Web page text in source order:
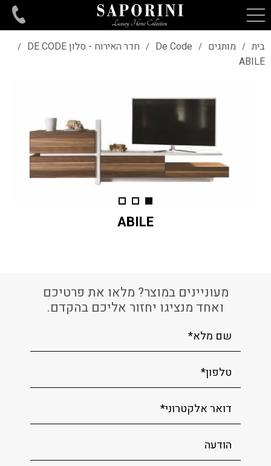
בית / מותגים /
De Code
/ חדר האירוח - סלון DE CODE /
ABILE
ABILE
מעוניינים במוצר? מלאו את פרטיכם
ואחד מנציגו יחזור אליכם בהקדם.